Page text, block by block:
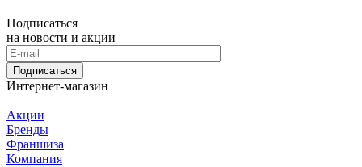
Подписаться
на новости и акции
Подписаться
Интернет-магазин
Акции
Бренды
Франшиза
Компания